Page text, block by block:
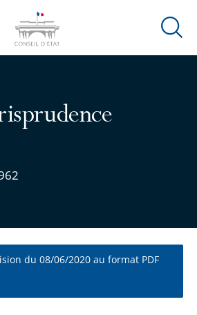
Ouvrir
du 08/06/2020 au format PDF